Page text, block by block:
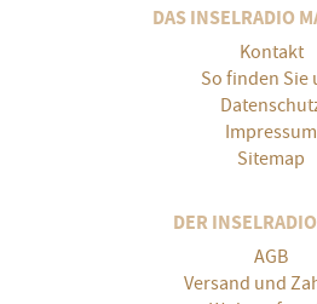
DAS INSELRADIO
Kontakt
So finden Sie
Impressum
Sitemap
DER
AGB
Versand und